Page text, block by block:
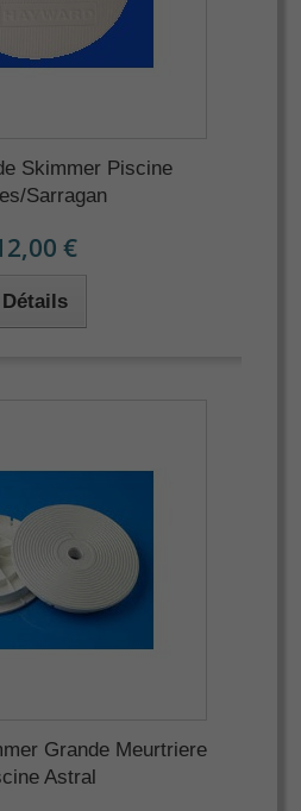
Skimmer Piscine
Sarragan
€
Détails
Grande Meurtriere
Astral